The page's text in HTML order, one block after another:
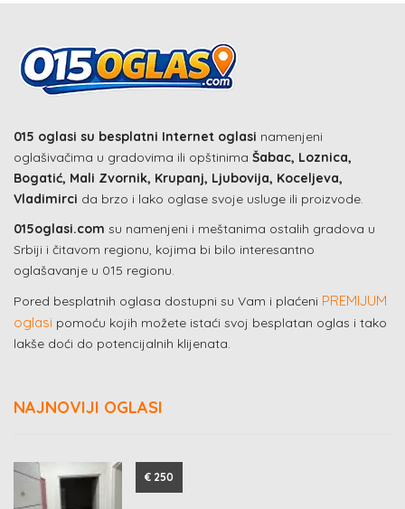
015 oglasi su besplatni Internet oglasi namenjeni
oglašivačima u gradovima ili opštinima Šabac, Loznica,
Bogatić, Mali Zvornik, Krupanj, Ljubovija, Koceljeva,
Vladimirci da brzo i lako oglase svoje usluge ili proizvode.
015oglasi.com su namenjeni i meštanima ostalih gradova u
Srbiji i čitavom regionu, kojima bi bilo interesantno
oglašavanje u 015 regionu.
Pored besplatnih oglasa dostupni su Vam i plaćeni PREMIJUM
oglasi pomoću kojih možete istaći svoj besplatan oglas i tako
lakše doći do potencijalnih klijenata.
NAJNOVIJI OGLASI
€ 250